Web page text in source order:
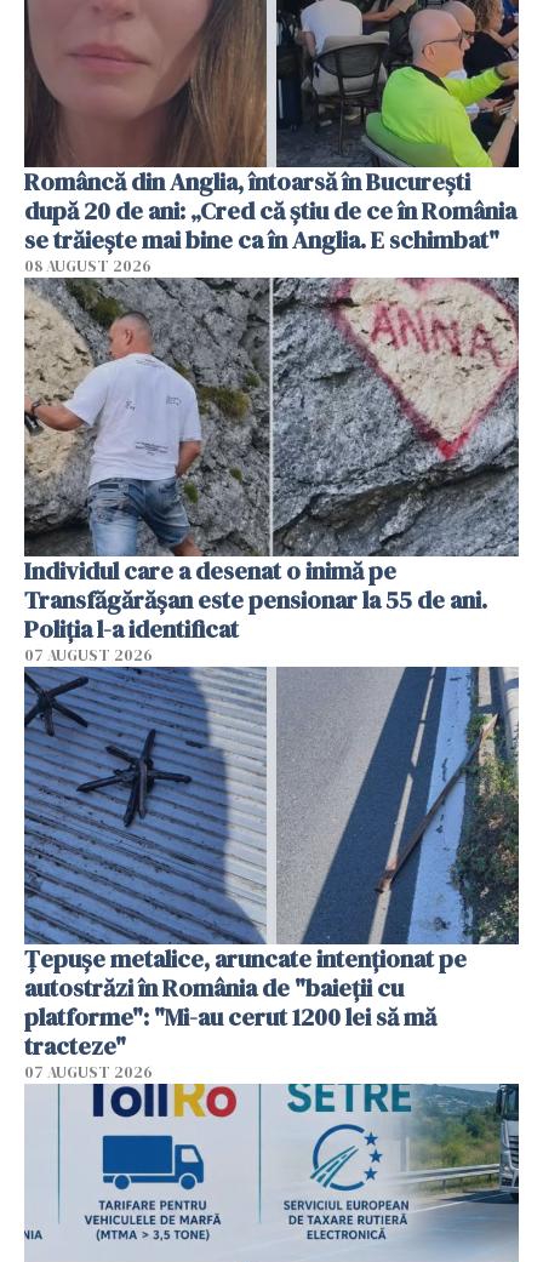
Româncă din Anglia, întoarsă în București
după 20 de ani: „Cred că știu de ce în România
se trăiește mai bine ca în Anglia. E schimbat"
08 AUGUST 2026
Individul care a desenat o inimă pe
Transfăgărășan este pensionar la 55 de ani.
Poliția l-a identificat
07 AUGUST 2026
Țepușe metalice, aruncate intenționat pe
autostrăzi în România de "baieții cu
platforme": "Mi-au cerut 1200 lei să mă
tracteze"
07 AUGUST 2026